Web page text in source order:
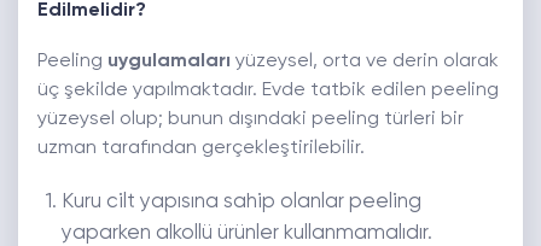
Edilmelidir?
Peeling uygulamaları yüzeysel, orta ve derin olarak
üç şekilde yapılmaktadır. Evde tatbik edilen peeling
yüzeysel olup; bunun dışındaki peeling türleri bir
uzman tarafından gerçekleştirilebilir.
Kuru cilt yapısına sahip olanlar peeling
yaparken alkollü ürünler kullanmamalıdır.